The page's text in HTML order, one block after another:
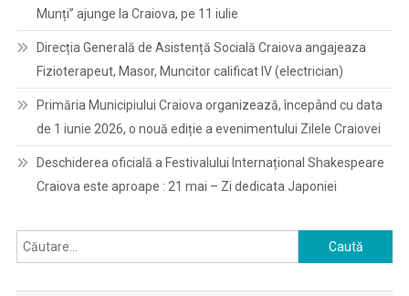
Munți” ajunge la Craiova, pe 11 iulie
Direcția Generală de Asistență Socială Craiova angajeaza
Fizioterapeut, Masor, Muncitor calificat IV (electrician)
Primăria Municipiului Craiova organizează, începând cu data
de 1 iunie 2026, o nouă ediție a evenimentului Zilele Craiovei
Deschiderea oficială a Festivalului Internațional Shakespeare
Craiova este aproape : 21 mai – Zi dedicata Japoniei
Caută
după: